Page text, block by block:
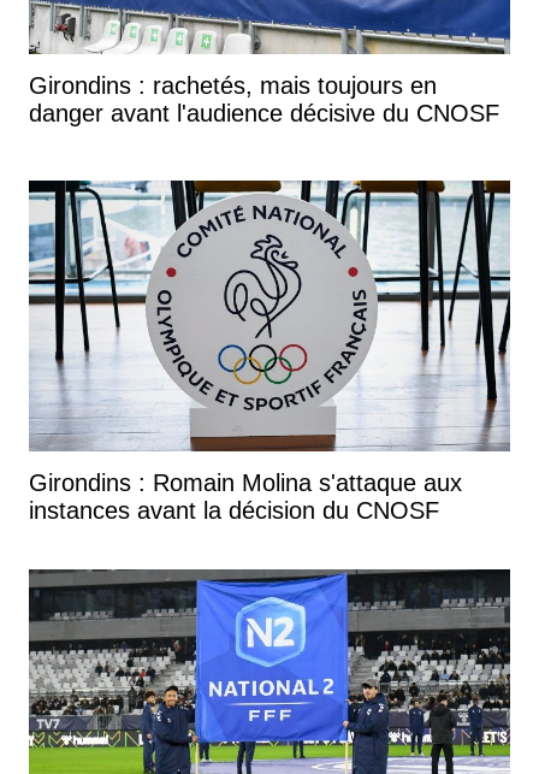
Girondins : rachetés, mais toujours en
danger avant l'audience décisive du CNOSF
Girondins : Romain Molina s'attaque aux
instances avant la décision du CNOSF